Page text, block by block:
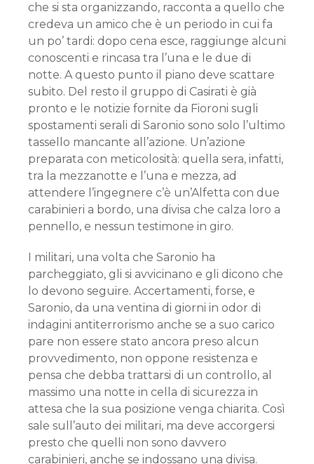
che si sta organizzando, racconta a quello che
credeva un amico che è un periodo in cui fa
un po’ tardi: dopo cena esce, raggiunge alcuni
conoscenti e rincasa tra l’una e le due di
notte. A questo punto il piano deve scattare
subito. Del resto il gruppo di Casirati è già
pronto e le notizie fornite da Fioroni sugli
spostamenti serali di Saronio sono solo l’ultimo
tassello mancante all’azione. Un’azione
preparata con meticolosità: quella sera, infatti,
tra la mezzanotte e l’una e mezza, ad
attendere l’ingegnere c’è un’Alfetta con due
carabinieri a bordo, una divisa che calza loro a
pennello, e nessun testimone in giro.
I militari, una volta che Saronio ha
parcheggiato, gli si avvicinano e gli dicono che
lo devono seguire. Accertamenti, forse, e
Saronio, da una ventina di giorni in odor di
indagini antiterrorismo anche se a suo carico
pare non essere stato ancora preso alcun
provvedimento, non oppone resistenza e
pensa che debba trattarsi di un controllo, al
massimo una notte in cella di sicurezza in
attesa che la sua posizione venga chiarita. Così
sale sull’auto dei militari, ma deve accorgersi
presto che quelli non sono davvero
carabinieri, anche se indossano una divisa.